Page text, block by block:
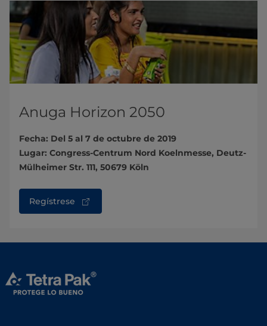
Anuga Horizon 2050
Fecha: Del 5 al 7 de octubre de 2019
Lugar: Congress-Centrum Nord Koelnmesse, Deutz-
Mülheimer Str. 111, 50679 Köln
Regístrese